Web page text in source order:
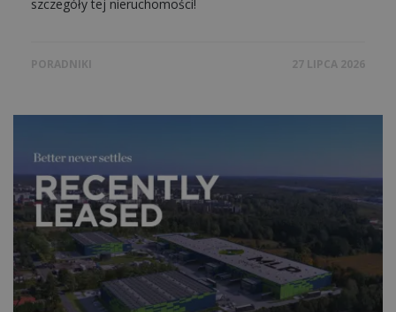
szczegóły tej nieruchomości!
PORADNIKI 27 LIPCA 2026